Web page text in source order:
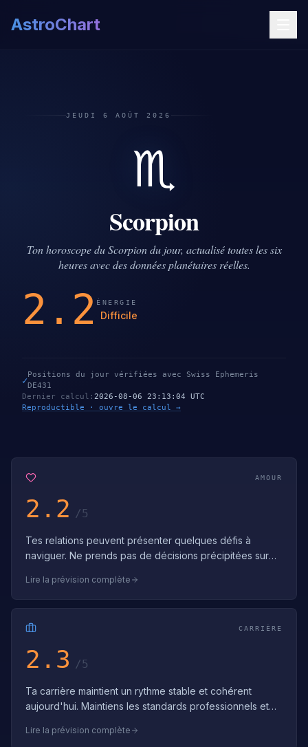
AstroChart
JEUDI 6 AOÛT 2026
♏
Scorpion
Ton horoscope du Scorpion du jour, actualisé toutes les six
heures avec des données planétaires réelles.
2.2 ÉNERGIE
Difficile
✓
Positions du jour vérifiées avec Swiss Ephemeris
DE431
Dernier calcul : 2026-08-06 23:13:04 UTC
Reproductible · ouvre le calcul →
AMOUR
2.2 /5
Tes relations peuvent présenter quelques défis à
naviguer. Ne prends pas de décisions précipitées sur
Lire la prévision complète
CARRIÈRE
2.3 /5
Ta carrière maintient un rythme stable et cohérent
aujourd'hui. Maintiens les standards professionnels et
Lire la prévision complète